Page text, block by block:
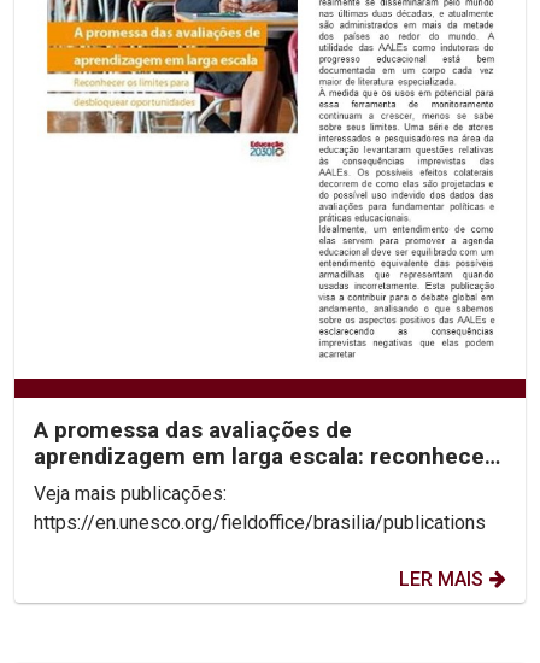
A promessa das avaliações de
aprendizagem em larga escala: reconhecer
os limites para desbloquear...
Veja mais publicações:
https://en.unesco.org/fieldoffice/brasilia/publications
LER MAIS